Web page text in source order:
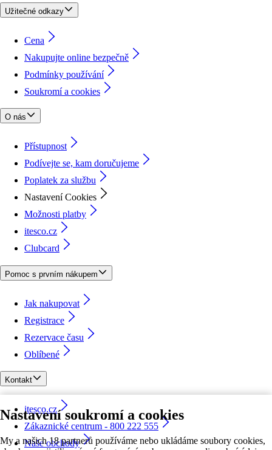
Nastavení soukromí a cookies
My a našich 18 partnerů používáme nebo ukládáme soubory cookies,
Užitečné odkazy
Cena
Nakupujte online bezpečně
Podmínky používání
Soukromí a cookies
O nás
Přístupnost
Podívejte se, kam doručujeme
Poplatek za službu
Nastavení Cookies
Možnosti platby
itesco.cz
Clubcard
Pomoc s prvním nákupem
Jak nakupovat
Registrace
Rezervace času
Oblíbené
Kontakt
itesco.cz
Zákaznické centrum - 800 222 555
Naše obchody